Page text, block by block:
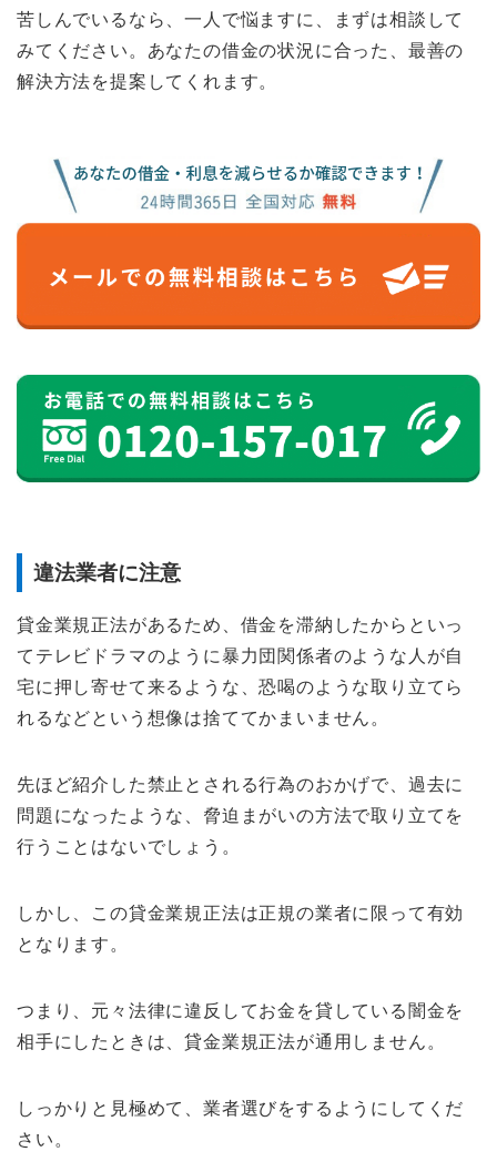
苦しんでいるなら、一人で悩ますに、まずは相談して
みてください。あなたの借金の状況に合った、最善の
解決方法を提案してくれます。
違法業者に注意
貸金業規正法があるため、借金を滞納したからといっ
てテレビドラマのように暴力団関係者のような人が自
宅に押し寄せて来るような、恐喝のような取り立てら
れるなどという想像は捨ててかまいません。
先ほど紹介した禁止とされる行為のおかげで、過去に
問題になったような、脅迫まがいの方法で取り立てを
行うことはないでしょう。
しかし、この貸金業規正法は正規の業者に限って有効
となります。
つまり、元々法律に違反してお金を貸している闇金を
相手にしたときは、貸金業規正法が通用しません。
しっかりと見極めて、業者選びをするようにしてくだ
さい。